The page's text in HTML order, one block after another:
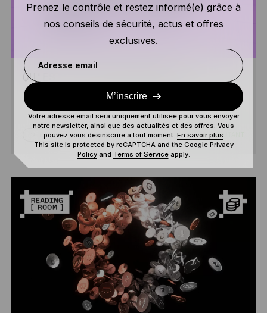
QU’EST-CE QU’HYPERLIQUID ?
LIRE DÉBUTANT
Prenez le contrôle et restez informé(e) grâce à
nos conseils de sécurité, actus et offres
exclusives.
Adresse email
M’inscrire
Votre adresse email sera uniquement utilisée pour vous envoyer
notre newsletter, ainsi que des actualités et des offres. Vous
pouvez vous désinscrire à tout moment. En savoir plus
This site is protected by reCAPTCHA and the Google Privacy
Policyand Terms of Serviceapply.